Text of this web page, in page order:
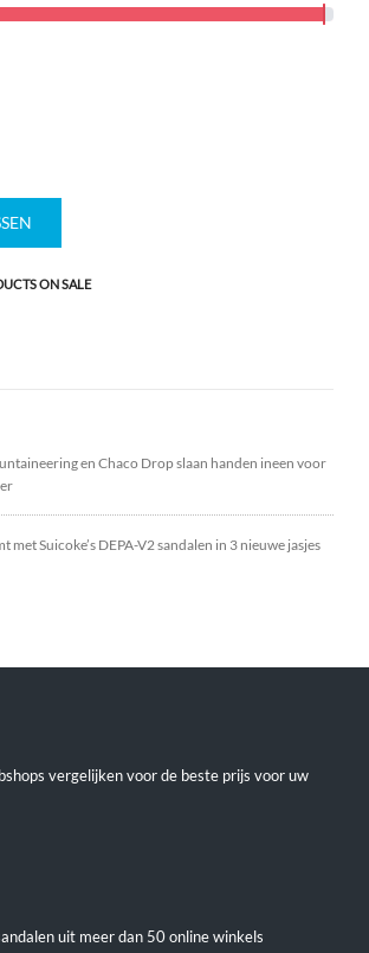
ON SALE
en Chaco Drop slaan handen ineen voor
met Suicoke’s DEPA-V2 sandalen in 3 nieuwe jasjes
vergelijken voor de beste prijs voor uw
uit meer dan 50 online winkels